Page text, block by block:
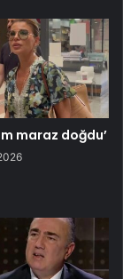
maraz doğdu’